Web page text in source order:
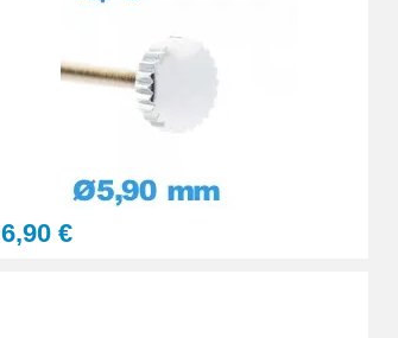
Ajouter au panier
6,90 €